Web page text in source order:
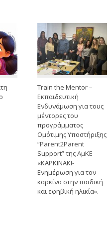
Train the Mentor –
Εκπαιδευτική
Ενδυνάμωση για τους
μέντορες του
προγράμματος
Ομότιμης Υποστήριξης
“Parent2Parent
Support” της ΑμΚΕ
«ΚΑΡΚΙΝΑΚΙ-
Ενημέρωση για τον
καρκίνο στην παιδική
και εφηβική ηλικία».